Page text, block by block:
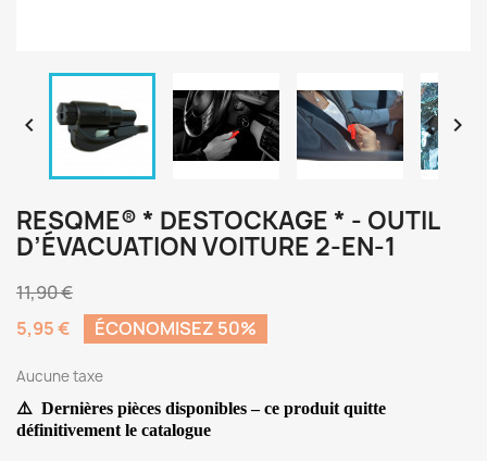
 
RESQME® * DESTOCKAGE * - OUTIL
D’ÉVACUATION VOITURE 2-EN-1
11,90 €
5,95 €
ÉCONOMISEZ 50%
Aucune taxe
⚠️ Dernières pièces disponibles – ce produit quitte
définitivement le catalogue